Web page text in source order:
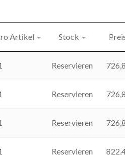
Artikel Stock
Reservieren
Reservieren
Reservieren
Reservieren